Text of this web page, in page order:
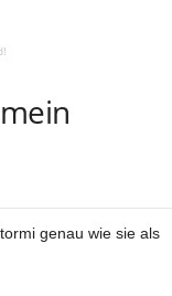
genau wie sie als